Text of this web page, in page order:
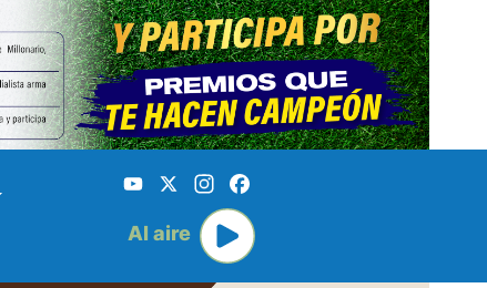
YouTube
X Instagram
Al aire